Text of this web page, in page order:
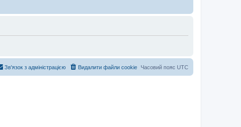
Часовий пояс UTC
Видалити файли cookie
Зв'язок з адміністрацією